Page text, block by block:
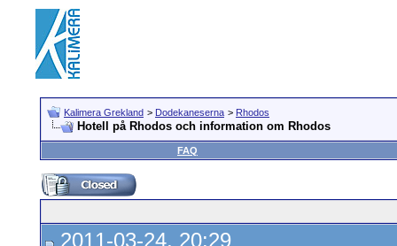
Kalimera Grekland > Dodekaneserna > Rhodos
Hotell på Rhodos och information om Rhodos
FAQ
2011-03-24, 20:29